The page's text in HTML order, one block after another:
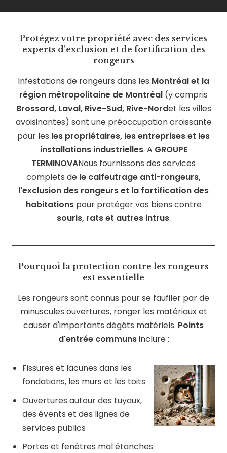
Protégez votre propriété avec des services
experts d'exclusion et de fortification des
rongeurs
Infestations de rongeurs dans les Montréal et la
région métropolitaine de Montréal (y compris
Brossard, Laval, Rive-Sud, Rive-Nordet les villes
avoisinantes) sont une préoccupation croissante
pour les les propriétaires, les entreprises et les
installations industrielles. A GROUPE
TERMINOVANous fournissons des services
complets de le calfeutrage anti-rongeurs,
l'exclusion des rongeurs et la fortification des
habitationspour protéger vos biens contre
souris, rats et autres intrus.
Pourquoi la protection contre les rongeurs
est essentielle
Les rongeurs sont connus pour se faufiler par de
minuscules ouvertures, ronger les matériaux et
causer d'importants dégâts matériels. Points
d'entrée communsinclure :
Fissures et lacunes dans les
fondations, les murs et les toits
Ouvertures autour des tuyaux,
des évents et des lignes de
services publics
Portes et fenêtres mal étanches